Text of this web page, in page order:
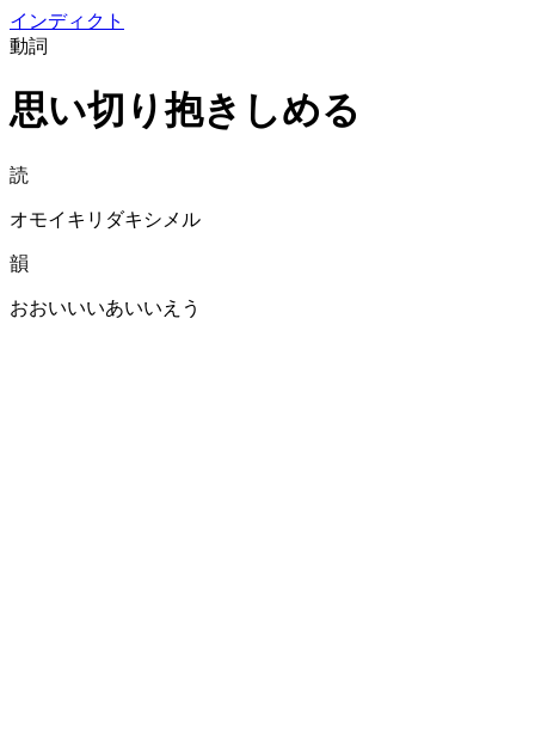
インディクト
動詞
思い切り抱きしめる
読
オモイキリダキシメル
韻
おおいいいあいいえう